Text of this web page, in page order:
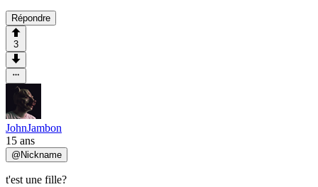
Répondre
3
JohnJambon
15 ans
@ Nickname
t'est une fille?